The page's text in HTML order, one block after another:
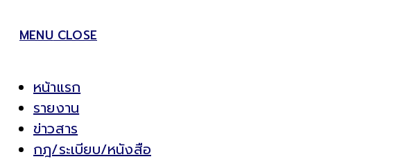
MENU CLOSE
หน้าแรก
รายงาน
ข่าวสาร
กฎ/ระเบียบ/หนังสือ